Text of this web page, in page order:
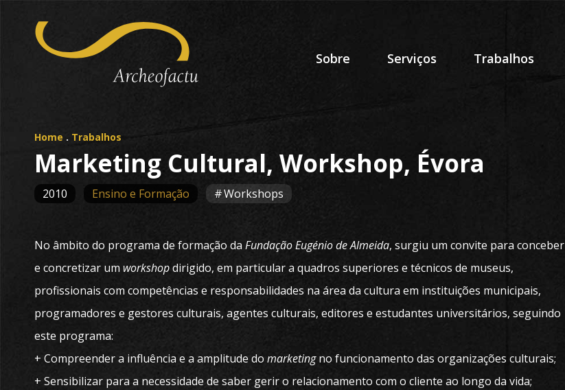
Sobre Serviços Trabalhos
Home . Trabalhos
Marketing Cultural, Workshop, Évora
2010 Ensino e Formação Workshops
No âmbito do programa de formação da Fundação Eugénio de Almeida, surgiu um convite para conceber
e concretizar um workshopdirigido, em particular a quadros superiores e técnicos de museus,
profissionais com competências e responsabilidades na área da cultura em instituições municipais,
programadores e gestores culturais, agentes culturais, editores e estudantes universitários, seguindo
este programa:
+ Compreender a influência e a amplitude do marketingno funcionamento das organizações culturais;
+ Sensibilizar para a necessidade de saber gerir o relacionamento com o cliente ao longo da vida;